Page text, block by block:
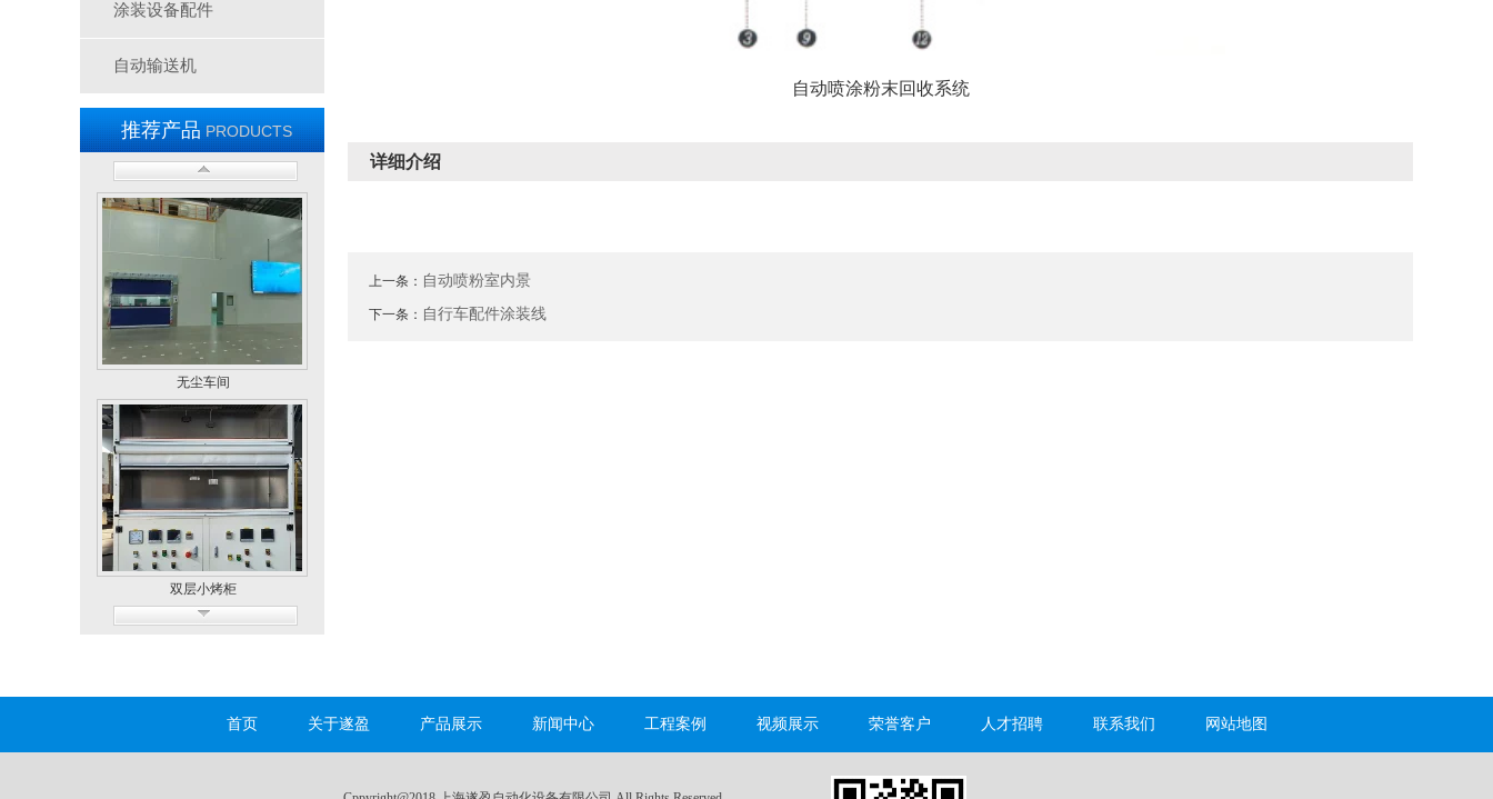
涂装设备配件
自动输送机
推荐产品PRODUCTS
废弃处理设施
无尘车间
双层小烤柜
自动喷涂粉末回收系统
详细介绍
上一条： 自动喷粉室内景
下一条： 自行车配件涂装线
首页 关于遂盈 产品展示 新闻中心 工程案例 视频展示 荣誉客户 人才招聘 联系我们 网站地图